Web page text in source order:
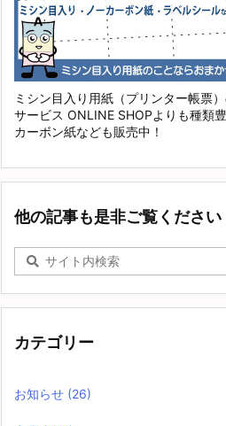
ミシン目入り用紙（プリンター帳票
サービス ONLINE SHOPよりも種類
カーボン紙なども販売中！
他の記事も是非ご覧ください
カテゴリー
お知らせ (26)